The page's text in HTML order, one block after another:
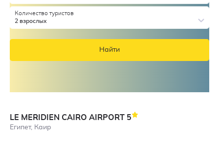
Количество туристов
2 взрослых
Найти
LE MERIDIEN CAIRO AIRPORT 5
Египет, Каир